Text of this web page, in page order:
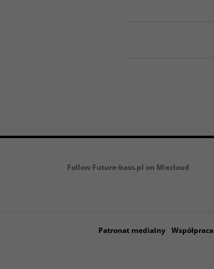
Follow Future-bass.pl on Mixcloud
Patronat medialny Współpraca